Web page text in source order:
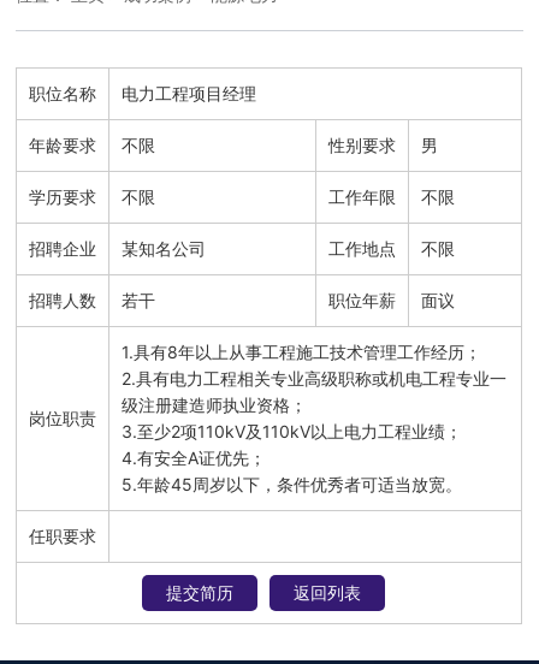
职位名称 电力工程项目经理
年龄要求 不限 性别要求 男
学历要求 不限 工作年限 不限
招聘企业 某知名公司 工作地点 不限
招聘人数 若干 职位年薪 面议
岗位职责
1.具有8年以上从事工程施工技术管理工作经历；
2.具有电力工程相关专业高级职称或机电工程专业一
级注册建造师执业资格；
3.至少2项110kV及110kV以上电力工程业绩；
4.有安全A证优先；
5.年龄45周岁以下，条件优秀者可适当放宽。
任职要求
提交简历 返回列表